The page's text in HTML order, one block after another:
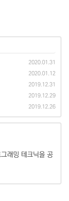
2020.01.31
2020.01.12
2019.12.31
2019.12.29
2019.12.26
래밍 테크닉을 공